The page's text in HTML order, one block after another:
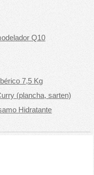
Q10
7,5 Kg
(plancha, sarten)
Hidratante